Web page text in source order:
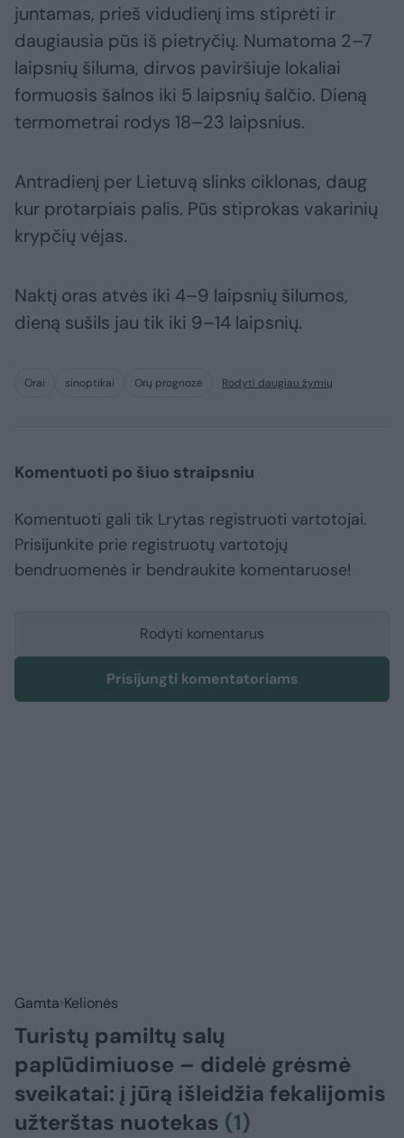
juntamas, prieš vidudienį ims stiprėti ir
daugiausia pūs iš pietryčių. Numatoma 2–7
laipsnių šiluma, dirvos paviršiuje lokaliai
formuosis šalnos iki 5 laipsnių šalčio. Dieną
termometrai rodys 18–23 laipsnius.
Antradienį per Lietuvą slinks ciklonas, daug
kur protarpiais palis. Pūs stiprokas vakarinių
krypčių vėjas.
Naktį oras atvės iki 4–9 laipsnių šilumos,
dieną sušils jau tik iki 9–14 laipsnių.
Orai sinoptikai Orų prognozė Rodyti daugiau žymių
Komentuoti po šiuo straipsniu
Komentuoti gali tik Lrytas registruoti vartotojai.
Prisijunkite prie registruotų vartotojų
bendruomenės ir bendraukite komentaruose!
Rodyti komentarus
Prisijungti komentatoriams
Gamta Kelionės
Turistų pamiltų salų
paplūdimiuose – didelė grėsmė
sveikatai: į jūrą išleidžia fekalijomis
užterštas nuotekas (1)